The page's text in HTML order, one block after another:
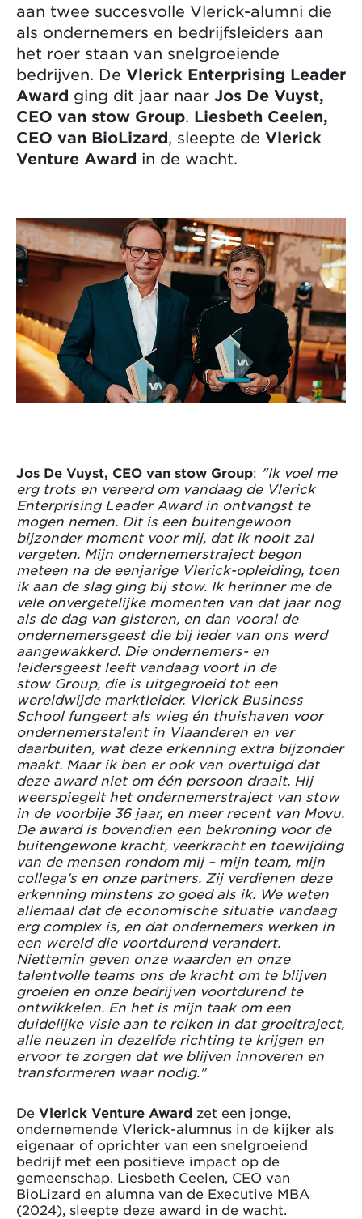
aan twee succesvolle Vlerick-alumni die
als ondernemers en bedrijfsleiders aan
het roer staan van snelgroeiende
bedrijven. De Vlerick Enterprising Leader
Award ging dit jaar naar Jos De Vuyst,
CEO van stow Group. Liesbeth Ceelen,
CEO van BioLizard, sleepte de Vlerick
Venture Award in de wacht.
Jos De Vuyst, CEO van stow Group: "Ik voel me
erg trots en vereerd om vandaag de Vlerick
Enterprising Leader Award in ontvangst te
mogen nemen. Dit is een buitengewoon
bijzonder moment voor mij, dat ik nooit zal
vergeten. Mijn ondernemerstraject begon
meteen na de eenjarige Vlerick-opleiding, toen
ik aan de slag ging bij stow. Ik herinner me de
vele onvergetelijke momenten van dat jaar nog
als de dag van gisteren, en dan vooral de
ondernemersgeest die bij ieder van ons werd
aangewakkerd. Die ondernemers- en
leidersgeest leeft vandaag voort in de
stow Group, die is uitgegroeid tot een
wereldwijde marktleider. Vlerick Business
School fungeert als wieg én thuishaven voor
ondernemerstalent in Vlaanderen en ver
daarbuiten, wat deze erkenning extra bijzonder
maakt. Maar ik ben er ook van overtuigd dat
deze award niet om één persoon draait. Hij
weerspiegelt het ondernemerstraject van stow
in de voorbije 36 jaar, en meer recent van Movu.
De award is bovendien een bekroning voor de
buitengewone kracht, veerkracht en toewijding
van de mensen rondom mij – mijn team, mijn
collega's en onze partners. Zij verdienen deze
erkenning minstens zo goed als ik. We weten
allemaal dat de economische situatie vandaag
erg complex is, en dat ondernemers werken in
een wereld die voortdurend verandert.
Niettemin geven onze waarden en onze
talentvolle teams ons de kracht om te blijven
groeien en onze bedrijven voortdurend te
ontwikkelen. En het is mijn taak om een
duidelijke visie aan te reiken in dat groeitraject,
alle neuzen in dezelfde richting te krijgen en
ervoor te zorgen dat we blijven innoveren en
transformeren waar nodig."
De Vlerick Venture Award zet een jonge,
ondernemende Vlerick-alumnus in de kijker als
eigenaar of oprichter van een snelgroeiend
bedrijf met een positieve impact op de
gemeenschap. Liesbeth Ceelen, CEO van
BioLizard en alumna van de Executive MBA
(2024), sleepte deze award in de wacht.